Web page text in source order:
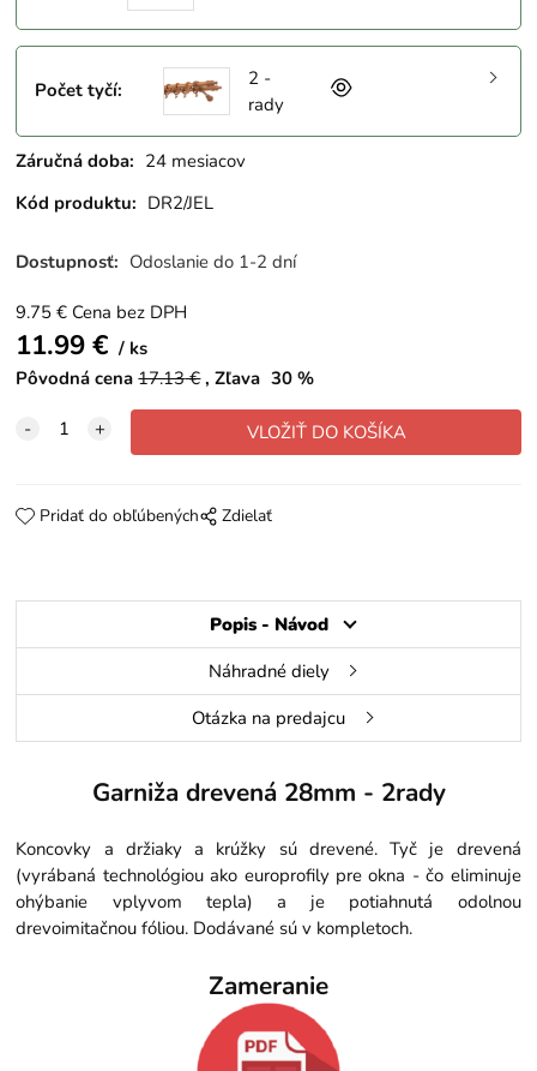
Počet tyčí:
2 -
rady
Záručná doba: 24 mesiacov
Kód produktu: DR2/JEL
Dostupnosť: Odoslanie do 1-2 dní
9.75 € Cena bez DPH
11.99€
ks
Pôvodná cena 17.13€ Zľava 30 %
Pridať do obľúbených Zdielať
Popis - Návod
Náhradné diely
Otázka na predajcu
Garniža drevená 28mm - 2rady
Koncovky a držiaky a krúžky sú drevené. Tyč je drevená
(vyrábaná technológiou ako europrofily pre okna - čo eliminuje
ohýbanie vplyvom tepla) a je potiahnutá odolnou
drevoimitačnou fóliou. Dodávané sú v kompletoch.
Zameranie